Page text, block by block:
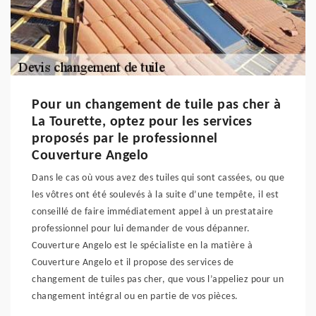
Pour un changement de tuile pas cher à
La Tourette, optez pour les services
proposés par le professionnel
Couverture Angelo
Dans le cas où vous avez des tuiles qui sont cassées, ou que
les vôtres ont été soulevés à la suite d’une tempête, il est
conseillé de faire immédiatement appel à un prestataire
professionnel pour lui demander de vous dépanner.
Couverture Angelo est le spécialiste en la matière à
Couverture Angelo et il propose des services de
changement de tuiles pas cher, que vous l’appeliez pour un
changement intégral ou en partie de vos pièces.